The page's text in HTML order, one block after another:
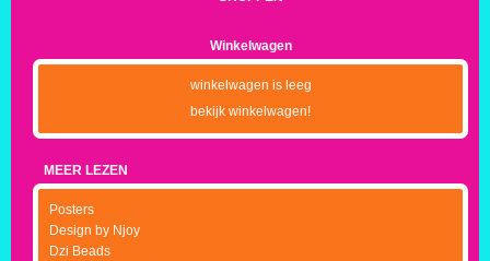
Winkelwagen
winkelwagen is leeg
bekijk winkelwagen!
MEER LEZEN
Posters
Design by Njoy
Dzi Beads